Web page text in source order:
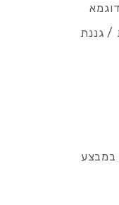
/ גננת
במבצע